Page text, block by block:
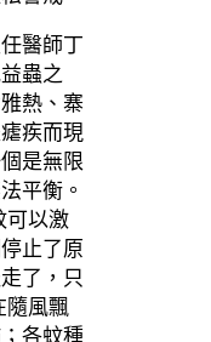
醫師丁
蟲之
熱、寨
疾而現
是無限
平衡。
可以激
止了原
了，只
隨風飄
各蚊種